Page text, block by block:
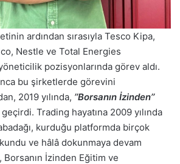
ardından sırasıyla Tesco Kipa,
Nestle ve Total Energies
pozisyonlarında görev aldı.
bu şirketlerde görevini
2019 yılında, ’’Borsanın İzinden’’
Trading hayatına 2009 yılında
kurduğu platformda birçok
ve hâlâ dokunmaya devam
Borsanın İzinden Eğitim ve